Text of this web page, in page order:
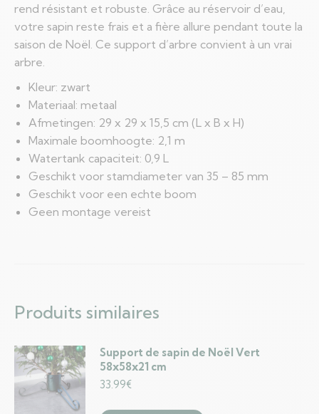
rend résistant et robuste. Grâce au réservoir d’eau,
votre sapin reste frais et a fière allure pendant toute la
saison de Noël. Ce support d’arbre convient à un vrai
arbre.
Kleur: zwart
Materiaal: metaal
Afmetingen: 29 x 29 x 15,5 cm (L x B x H)
Maximale boomhoogte: 2,1 m
Watertank capaciteit: 0,9 L
Geschikt voor stamdiameter van 35 – 85 mm
Geschikt voor een echte boom
Geen montage vereist
Produits similaires
Support de sapin de Noël Vert
58x58x21 cm
33.99€